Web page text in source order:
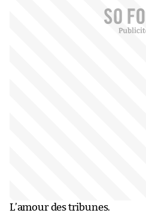
L’amour des tribunes.